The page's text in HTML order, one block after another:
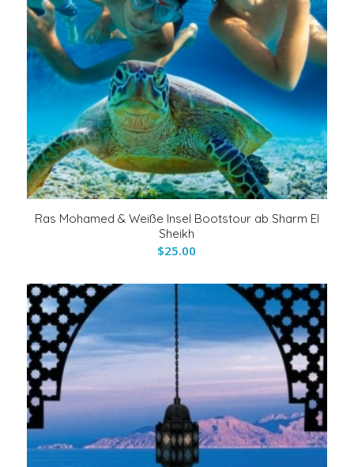
Ras Mohamed & Weiße Insel Bootstour ab Sharm El
Sheikh
$25.00